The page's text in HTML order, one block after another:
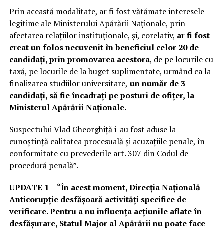
Prin această modalitate, ar fi fost vătămate interesele
legitime ale Ministerului Apărării Naționale, prin
afectarea relațiilor instituționale, și, corelativ, ar fi fost
creat un folos necuvenit în beneficiul celor 20 de
candidați, prin promovarea acestora, de pe locurile cu
taxă, pe locurile de la buget suplimentate, urmând ca la
finalizarea studiilor universitare, un număr de 3
candidați, să fie încadrați pe posturi de ofițer, la
Ministerul Apărării Naționale.
Suspectului Vlad Gheorghiță i-au fost aduse la
cunoștință calitatea procesuală și acuzațiile penale, în
conformitate cu prevederile art. 307 din Codul de
procedură penală”.
UPDATE 1 – “În acest moment, Direcţia Naţională
Anticorupţie desfăşoară activităţi specifice de
verificare. Pentru a nu influenţa acţiunile aflate în
desfăşurare, Statul Major al Apărării nu poate face